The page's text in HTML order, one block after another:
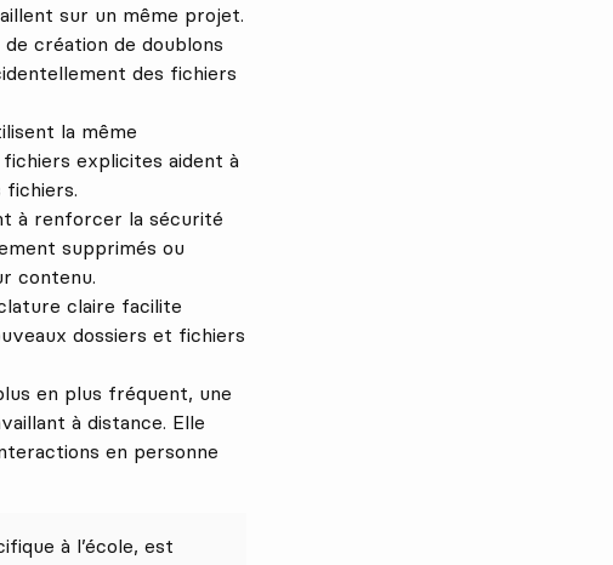
sur un même projet.
création de doublons
des fichiers
la même
explicites aident à
à renforcer la sécurité
supprimés ou
contenu.
claire facilite
dossiers et fichiers
en plus fréquent, une
à distance. Elle
en personne
à l’école, est